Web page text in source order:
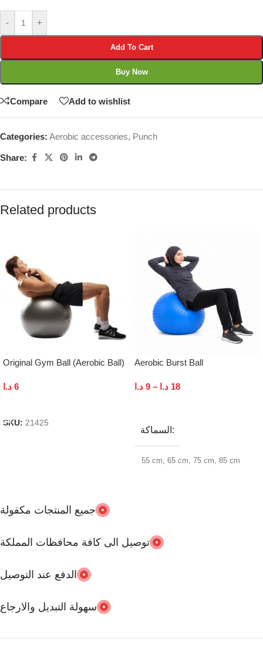
- +
Add To Cart
Buy Now
Compare Add to wishlist
Categories: Aerobic accessories, Punch
Share:
Related products
Original Gym Ball (Aerobic Ball)
6 د.ا
SKU: 21425
Aerobic Burst Ball
9 د.ا – 18 د.ا
السماكة
55 cm, 65 cm, 75 cm, 85 cm
جميع المنتجات مكفولة
توصيل الى كافة محافظات المملكة
الدفع عند التوصيل
سهولة التبديل والارجاع